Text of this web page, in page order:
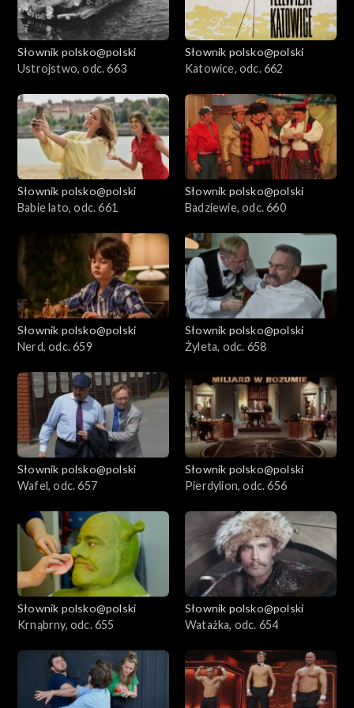
Słownik polsko@polski
Ustrojstwo, odc. 663
Słownik polsko@polski
Katowice, odc. 662
Słownik polsko@polski
Babie lato, odc. 661
Słownik polsko@polski
Badziewie, odc. 660
Słownik polsko@polski
Nerd, odc. 659
Słownik polsko@polski
Żyleta, odc. 658
Słownik polsko@polski
Wafel, odc. 657
Słownik polsko@polski
Pierdylion, odc. 656
Słownik polsko@polski
Krnąbrny, odc. 655
Słownik polsko@polski
Watażka, odc. 654